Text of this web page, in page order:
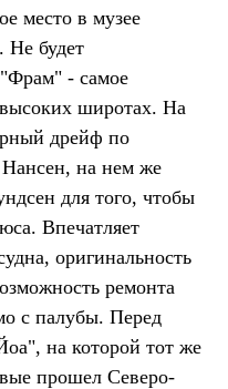
место в музее
Не будет
"Фрам" - самое
широтах. На
дрейф по
на нем же
для того, чтобы
Впечатляет
оригинальность
ремонта
с палубы. Перед
на которой тот же
прошел Северо-